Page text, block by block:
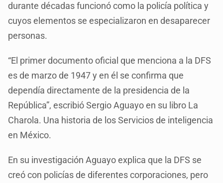
durante décadas funcionó como la policía política y
cuyos elementos se especializaron en desaparecer
personas.
“El primer documento oficial que menciona a la DFS
es de marzo de 1947 y en él se confirma que
dependía directamente de la presidencia de la
República”, escribió Sergio Aguayo en su libro La
Charola. Una historia de los Servicios de inteligencia
en México.
En su investigación Aguayo explica que la DFS se
creó con policías de diferentes corporaciones, pero